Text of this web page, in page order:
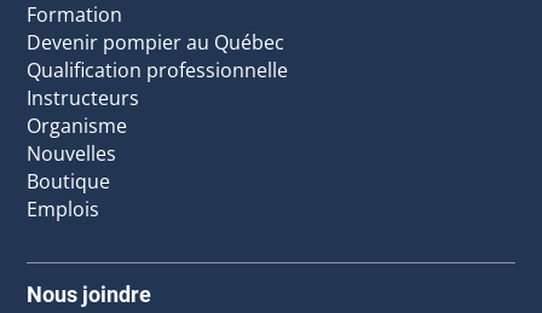
Formation
Devenir pompier au Québec
Qualification professionnelle
Instructeurs
Organisme
Nouvelles
Boutique
Emplois
Nous joindre